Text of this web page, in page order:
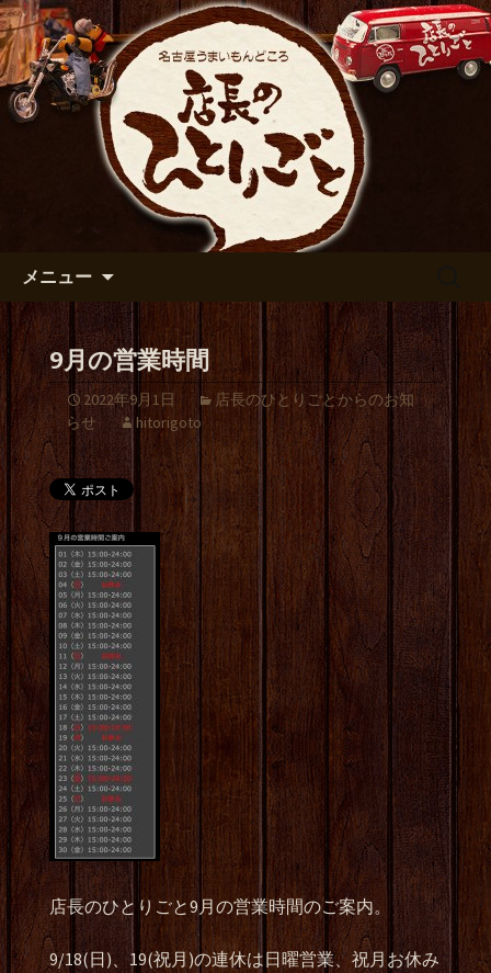
名古屋市伏見の居酒屋【店長の
ひとりごと】のブログ
出張や観光に名古屋めしがおすすめで
す
メニュー
9月の営業時間
2022年9月1日
店長のひとりごとからのお知
らせ
hitorigoto
店長のひとりごと9月の営業時間のご案内。
9/18(日)、19(祝月)の連休は日曜営業、祝月お休み